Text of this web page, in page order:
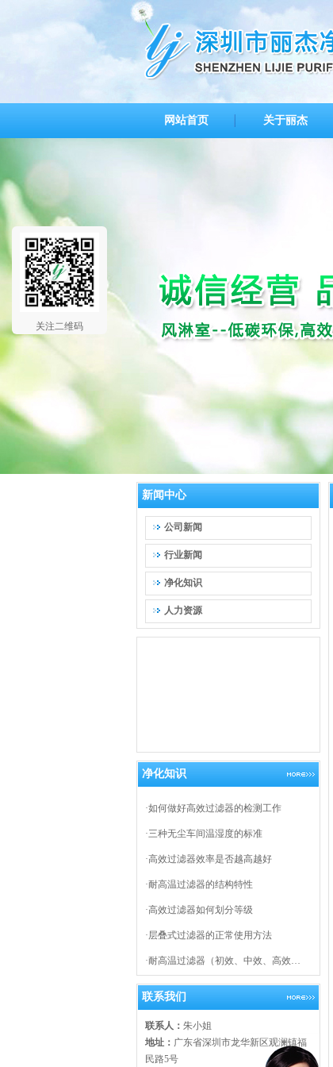
网站首页 关于丽杰
新闻中心
公司新闻
行业新闻
净化知识
人力资源
净化知识
·如何做好高效过滤器的检测工作
·三种无尘车间温湿度的标准
·高效过滤器效率是否越高越好
·耐高温过滤器的结构特性
·高效过滤器如何划分等级
·层叠式过滤器的正常使用方法
·耐高温过滤器（初效、中效、高效…
联系我们
联系人： 朱小姐
地址： 广东省深圳市龙华新区观澜镇福
民路5号
关注二维码